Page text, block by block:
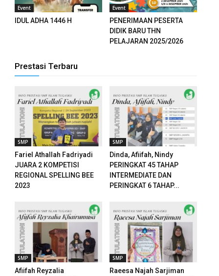
Event
IDUL ADHA 1446 H
Event
PENERIMAAN PESERTA
DIDIK BARU THN
PELAJARAN 2025/2026
Prestasi Terbaru
SMP
Fariel Athallah Fadriyadi
JUARA 2 KOMPETISI
REGIONAL SPELLING BEE
2023
SMP
Dinda, Afiifah, Nindy
PERINGKAT 45 TAHAP
INTERMEDIATE DAN
PERINGKAT 6 TAHAP...
SMP
Afiifah Reyzalia
SMP
Raeesa Najah Sarjiman